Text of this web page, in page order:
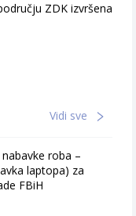
ZDK izvršena
Vidi sve
roba –
laptopa) za
FBiH